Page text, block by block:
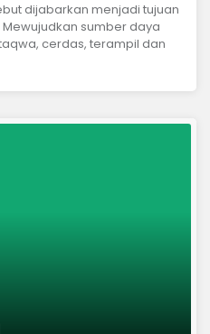
dijabarkan menjadi tujuan
sumber daya
cerdas, terampil dan
pendidikan yang
Menjadi lembaga
inovatif dan